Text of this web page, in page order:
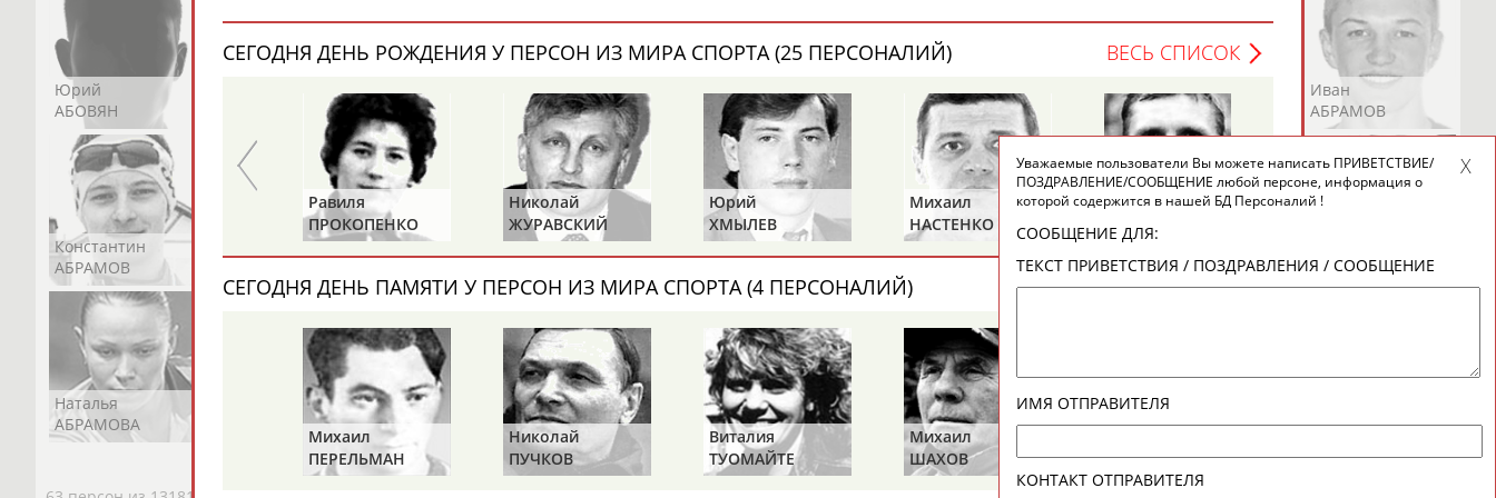
Юрий
АБОВЯН
Виктор
АБОИМОВ
Элизабет
АБРААМЯН
Захария
АБРАМАШВИЛИ
Александр
АБРАМОВ
Андрей
АБРАМОВ
Валерий
АБРАМОВ
Иван
АБРАМОВ
Константин
АБРАМОВ
Николай
Павел
Дарья
Екатерина
Екатерина
АБРАМОВА
Ирина
АБРАМОВА
АБРАМОВА
Наталья
АБРАМОВА
Светлана
АБРАМОВА
Тамара
АБРАМОВА
Дмитрий
АБРАМОВИЧ
Маргарита
АБРАМОВИЧ
Иракли
АБРАМЯН
Осеп
АБРАМЯН
АБРАРОВ
СЕГОДНЯ ДЕНЬ РОЖДЕНИЯ У ПЕРСОН ИЗ МИРА СПОРТА (25 ПЕРСОНАЛИЙ) ВЕСЬ СПИСОК
Нина
БУЛГАКОВА
Равиля
ПРОКОПЕНКО
(САЛИМОВА)
Николай
ЖУРАВСКИЙ
Юрий
ХМЫЛЕВ
Михаил
НАСТЕНКО
Павел
МЕЛЬНИКОВ
Алексей
СЕГОДНЯ ДЕНЬ ПАМЯТИ У ПЕРСОН ИЗ МИРА СПОРТА (4 ПЕРСОНАЛИЙ) ВЕСЬ СПИСОК
Михаил
ПЕРЕЛЬМАН
(ПЕРЛЬМАН)
Николай
ПУЧКОВ
Виталия
ТУОМАЙТЕ
Михаил
ШАХОВ
Уважаемые пользователи Вы можете написать ПРИВЕТСТВИЕ/
ПОЗДРАВЛЕНИЕ/СООБЩЕНИЕ любой персоне, информация о
которой содержится в нашей БД Персоналий !
СООБЩЕНИЕ ДЛЯ:
ТЕКСТ ПРИВЕТСТВИЯ / ПОЗДРАВЛЕНИЯ / СООБЩЕНИЕ
ИМЯ ОТПРАВИТЕЛЯ
КОНТАКТ ОТПРАВИТЕЛЯ